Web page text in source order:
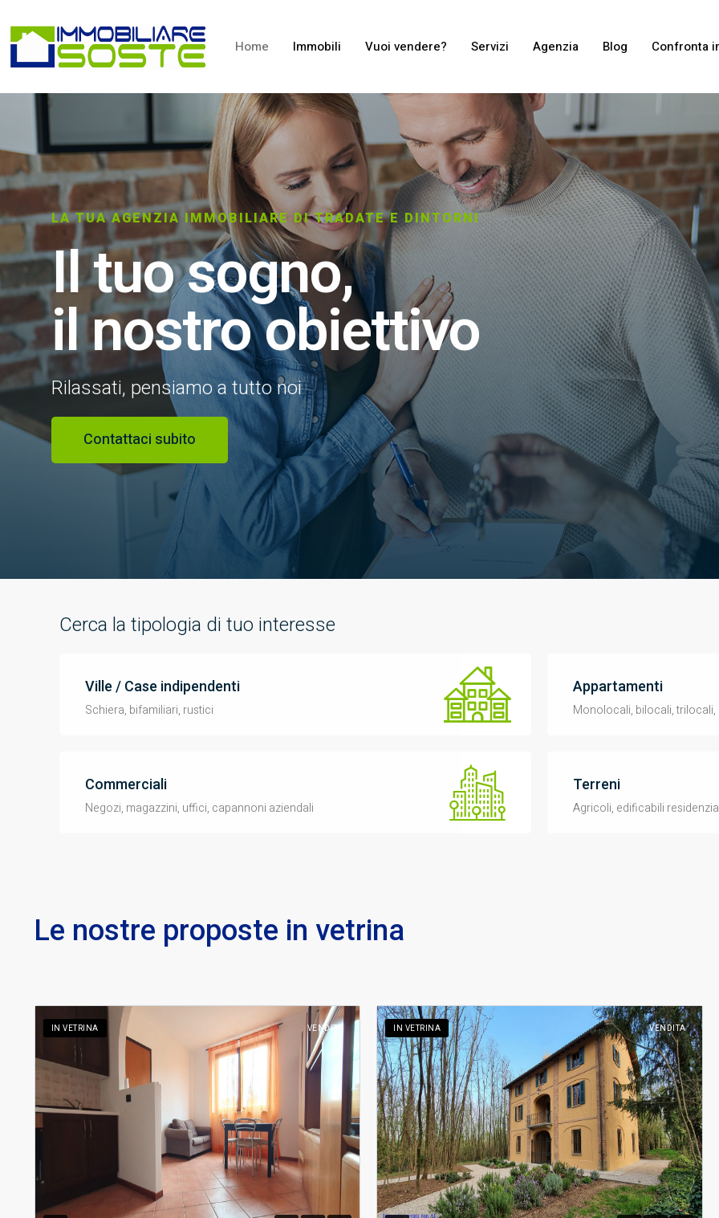
Home Immobili Vuoi vendere? Servizi Agenzia Blog Confronta
LA TUA AGENZIA IMMOBILIARE DI TRADATE E DINTORNI
Il tuo sogno,
il nostro obiettivo
Rilassati, pensiamo a tutto noi
Contattaci subito
Cerca la tipologia di tuo interesse
Ville / Case indipendenti
Schiera, bifamiliari, rustici
Appartamenti
Monolocali, bilocali,
Commerciali
Negozi, magazzini, uffici, capannoni aziendali
Terreni
Agricoli, edificabili
Le nostre proposte in vetrina
IN VETRINA VENDITA IN VETRINA VENDITA